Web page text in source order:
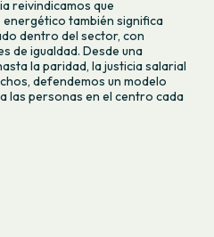
reivindicamos que
también significa
dentro del sector, con
de igualdad. Desde una
la paridad, la justicia salarial
defendemos un modelo
las personas en el centro cada